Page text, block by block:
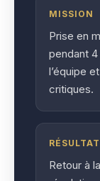
MISSION
Prise en
pendant
l’équipe
critiques.
RÉSULTAT
Retour à